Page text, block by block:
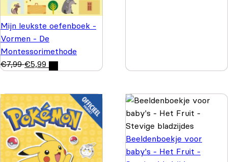
Mijn leukste oefenboek -
Vormen - De
Montessorimethode
€7,99 €5,99
Beeldenboekje voor
baby's - Het Fruit -